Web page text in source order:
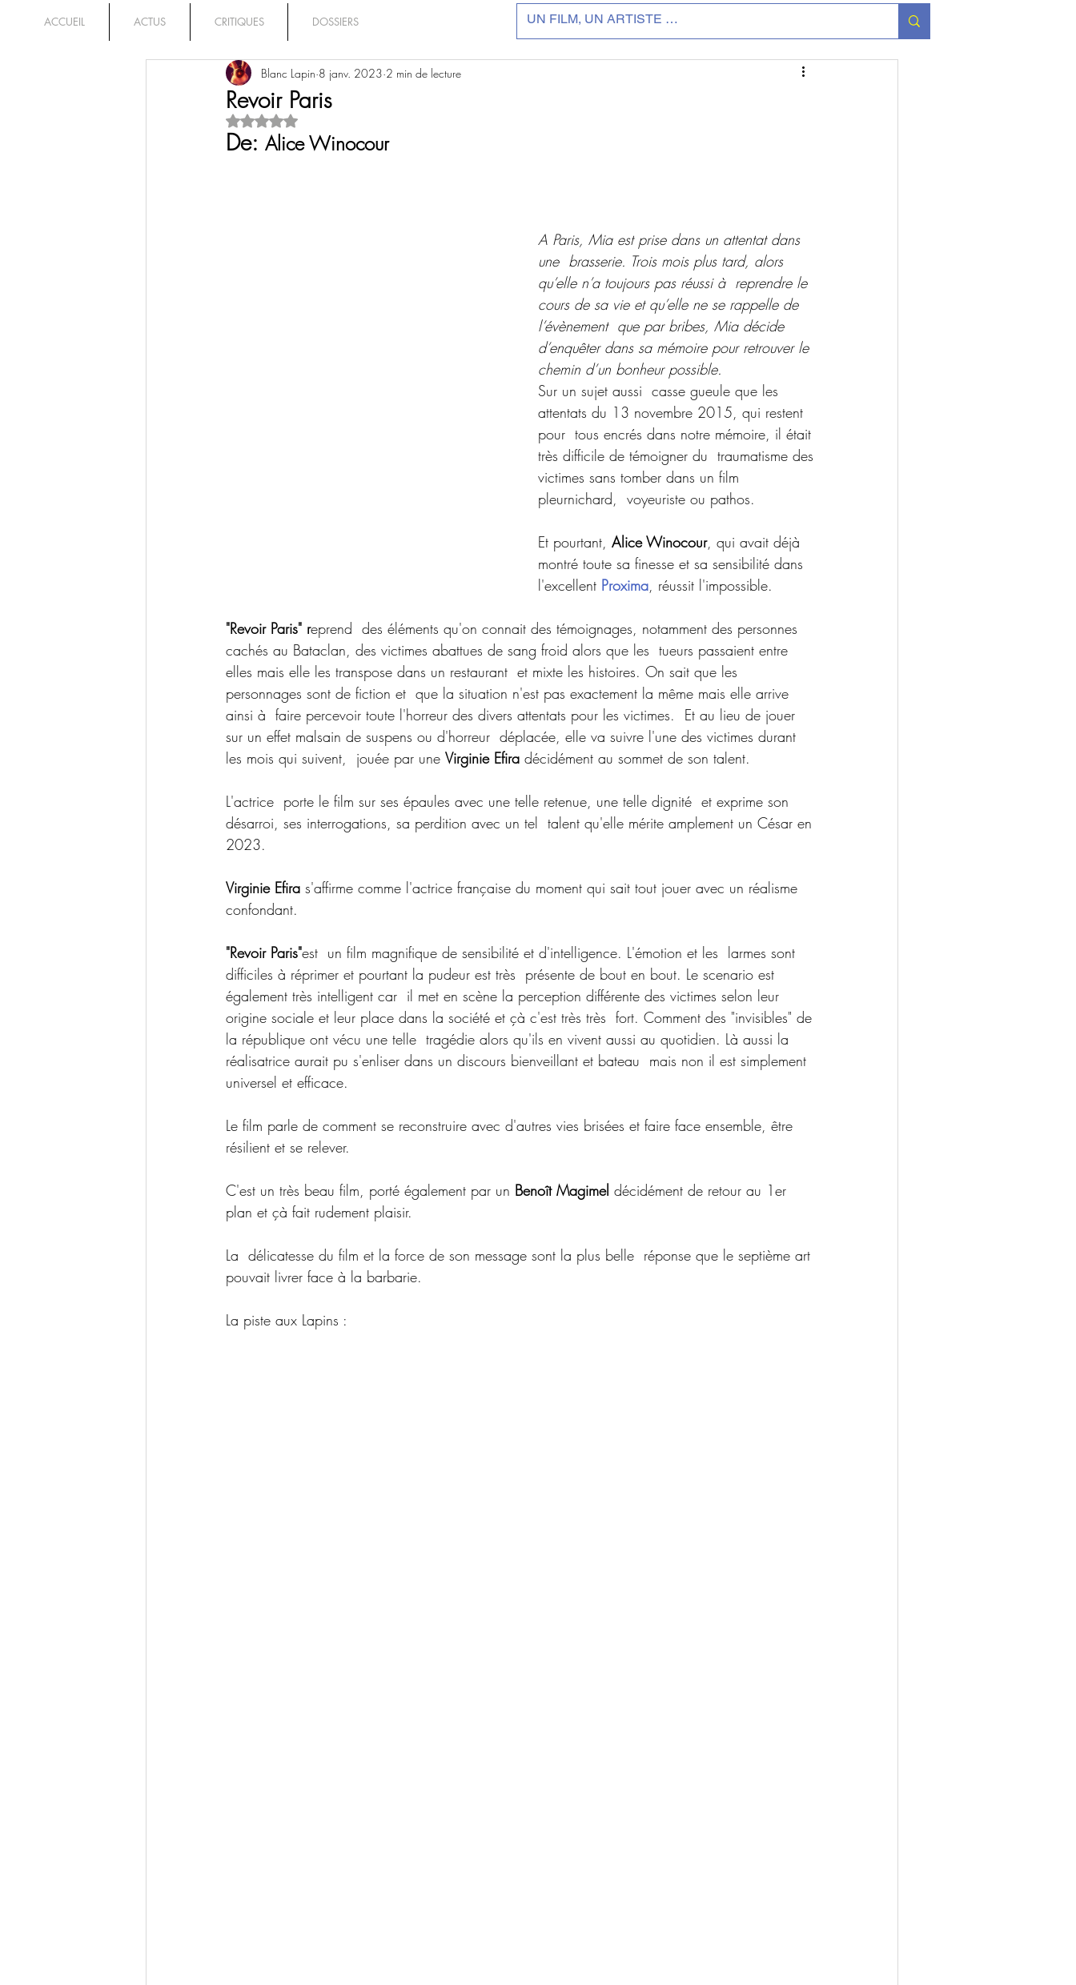
ACCUEIL ACTUS CRITIQUES DOSSIERS
Revoir Paris
Blanc Lapin 8 janv. 2023 2 min de lecture
Noté NaN étoiles sur 5.
De: Alice Winocour
A Paris, Mia est prise dans un attentat dans
une  brasserie. Trois mois plus tard, alors
qu’elle n’a toujours pas réussi à  reprendre le
cours de sa vie et qu’elle ne se rappelle de
l’évènement  que par bribes, Mia décide
d’enquêter dans sa mémoire pour retrouver le
chemin d’un bonheur possible.
Sur un sujet aussi  casse gueule que les
attentats du 13 novembre 2015, qui restent
pour  tous encrés dans notre mémoire, il était
très difficile de témoigner du  traumatisme des
victimes sans tomber dans un film
pleurnichard,  voyeuriste ou pathos.
Et pourtant, Alice Winocour, qui avait déjà
montré toute sa finesse et sa sensibilité dans
l'excellent Proxima, réussit l'impossible.
"Revoir Paris" reprend  des éléments qu'on connait des témoignages, notamment des personnes
cachés au Bataclan, des victimes abattues de sang froid alors que les  tueurs passaient entre
elles mais elle les transpose dans un restaurant  et mixte les histoires. On sait que les
personnages sont de fiction et  que la situation n'est pas exactement la même mais elle arrive
ainsi à  faire percevoir toute l'horreur des divers attentats pour les victimes.  Et au lieu de jouer
sur un effet malsain de suspens ou d'horreur  déplacée, elle va suivre l'une des victimes durant
les mois qui suivent,  jouée par une Virginie Efira décidément au sommet de son talent.
L'actrice  porte le film sur ses épaules avec une telle retenue, une telle dignité  et exprime son
désarroi, ses interrogations, sa perdition avec un tel  talent qu'elle mérite amplement un César en
2023.
Virginie Efira s'affirme comme l'actrice française du moment qui sait tout jouer avec un réalisme
confondant.
"Revoir Paris"est  un film magnifique de sensibilité et d'intelligence. L'émotion et les  larmes sont
difficiles à réprimer et pourtant la pudeur est très  présente de bout en bout. Le scenario est
également très intelligent car  il met en scène la perception différente des victimes selon leur
origine sociale et leur place dans la société et çà c'est très très  fort. Comment des "invisibles" de
la république ont vécu une telle  tragédie alors qu'ils en vivent aussi au quotidien. Là aussi la
réalisatrice aurait pu s'enliser dans un discours bienveillant et bateau  mais non il est simplement
universel et efficace.
Le film parle de comment se reconstruire avec d'autres vies brisées et faire face ensemble, être
résilient et se relever.
C'est un très beau film, porté également par un Benoît Magimel décidément de retour au 1er
plan et çà fait rudement plaisir.
La  délicatesse du film et la force de son message sont la plus belle  réponse que le septième art
pouvait livrer face à la barbarie.
La piste aux Lapins :